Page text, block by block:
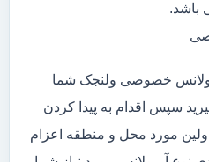
باشد.
خصوصی ولنجک شما
سپس اقدام به پیدا کردن
مورد محل و منطقه اعزام